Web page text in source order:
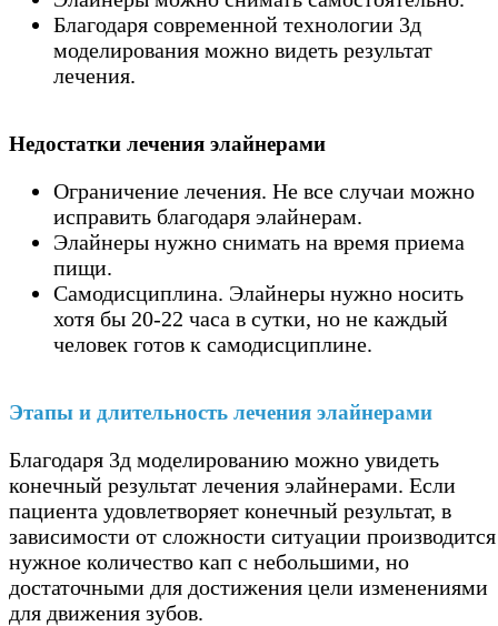
Благодаря современной технологии 3д
моделирования можно видеть результат
лечения.
Недостатки лечения элайнерами
Ограничение лечения. Не все случаи можно
исправить благодаря элайнерам.
Элайнеры нужно снимать на время приема
пищи.
Самодисциплина. Элайнеры нужно носить
хотя бы 20-22 часа в сутки, но не каждый
человек готов к самодисциплине.
Этапы и длительность лечения элайнерами
Благодаря 3д моделированию можно увидеть
конечный результат лечения элайнерами. Если
пациента удовлетворяет конечный результат, в
зависимости от сложности ситуации производится
нужное количество кап с небольшими, но
достаточными для достижения цели изменениями
для движения зубов.